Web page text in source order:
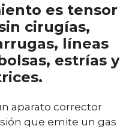
es tensor
cirugías,
líneas
estrías y
aparato corrector
que emite un gas